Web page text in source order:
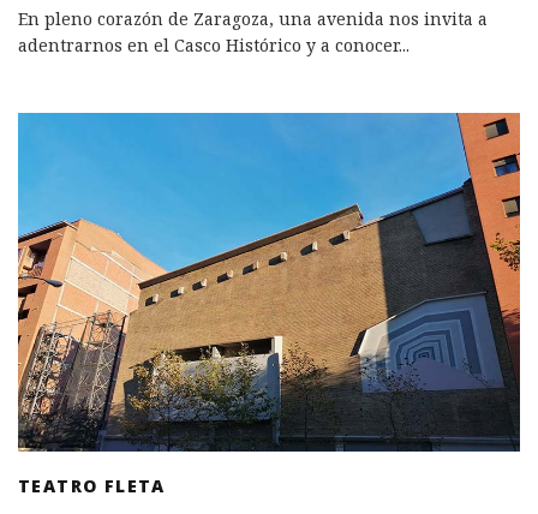
En pleno corazón de Zaragoza, una avenida nos invita a
adentrarnos en el Casco Histórico y a conocer...
TEATRO FLETA